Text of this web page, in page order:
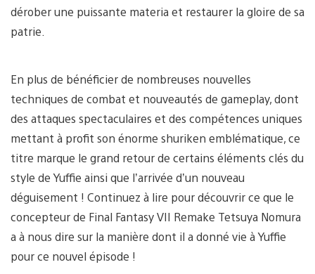
dérober une puissante materia et restaurer la gloire de sa
patrie.
En plus de bénéficier de nombreuses nouvelles
techniques de combat et nouveautés de gameplay, dont
des attaques spectaculaires et des compétences uniques
mettant à profit son énorme shuriken emblématique, ce
titre marque le grand retour de certains éléments clés du
style de Yuffie ainsi que l’arrivée d’un nouveau
déguisement ! Continuez à lire pour découvrir ce que le
concepteur de Final Fantasy VII Remake Tetsuya Nomura
a à nous dire sur la manière dont il a donné vie à Yuffie
pour ce nouvel épisode !